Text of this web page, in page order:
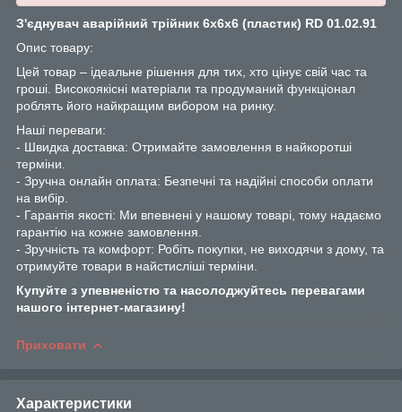
З'єднувач аварійний трійник 6х6х6 (пластик) RD 01.02.91
Опис товару:
Цей товар – ідеальне рішення для тих, хто цінує свій час та
гроші. Високоякісні матеріали та продуманий функціонал
роблять його найкращим вибором на ринку.
Наші переваги:
- Швидка доставка: Отримайте замовлення в найкоротші
терміни.
- Зручна онлайн оплата: Безпечні та надійні способи оплати
на вибір.
- Гарантія якості: Ми впевнені у нашому товарі, тому надаємо
гарантію на кожне замовлення.
- Зручність та комфорт: Робіть покупки, не виходячи з дому, та
отримуйте товари в найстисліші терміни.
Купуйте з упевненістю та насолоджуйтесь перевагами
нашого інтернет-магазину!
Приховати
Характеристики